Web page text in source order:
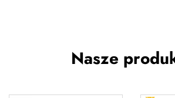
Nasze